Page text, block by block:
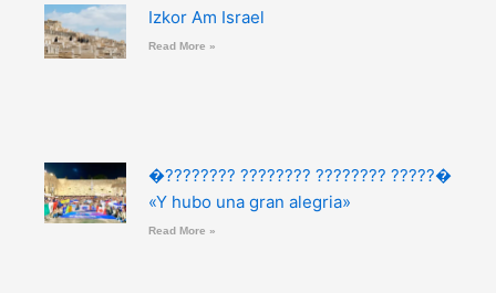
Izkor Am Israel
Read More »
�???????? ???????? ???????? ?????�
«Y hubo una gran alegria»
Read More »